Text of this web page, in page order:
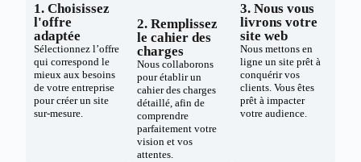
1. Choisissez
l'offre
adaptée
Sélectionnez l’offre
qui correspond le
mieux aux besoins
de votre entreprise
pour créer un site
sur-mesure.
2. Remplissez
le cahier des
charges
Nous collaborons
pour établir un
cahier des charges
détaillé, afin de
comprendre
parfaitement votre
vision et vos
attentes.
3. Nous vous
livrons votre
site web
Nous mettons en
ligne un site prêt à
conquérir vos
clients. Vous êtes
prêt à impacter
votre audience.